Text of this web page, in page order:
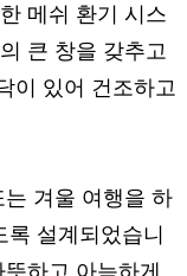
메쉬 환기 시스
큰 창을 갖추고
이 있어 건조하고
겨울 여행을 하
록 설계되었습니
하고 아늑하게